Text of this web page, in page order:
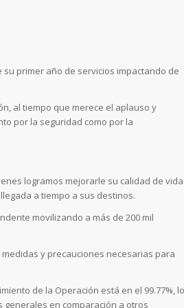
primer año de servicios impactando de
al tiempo que merece el aplauso y
por la seguridad como por la
logramos mejorarle su calidad de vida
a tiempo a sus destinos.
movilizando a más de 200 mil
y precauciones necesarias para
de la Operación está en el 99.77%, lo
en comparación a otros